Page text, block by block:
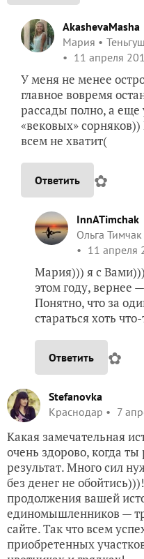
AkashevaMasha
Мария
11 апреля
У меня не менее
главное вовремя
рассады полно, а еще
«вековых»
всем не хватит(
Ответить ✿
InnATimchak
Ольга Тимчак
11 апреля
Мария))) я с
этом году, вернее
Понятно, что за
стараться хоть
Ответить ✿
Stefanovka
Краснодар
7
Какая замечательная
очень здорово, когда
результат. Много сил
без денег не
продолжения вашей
единомышленников —
сайте. Так что всем
приобретенных